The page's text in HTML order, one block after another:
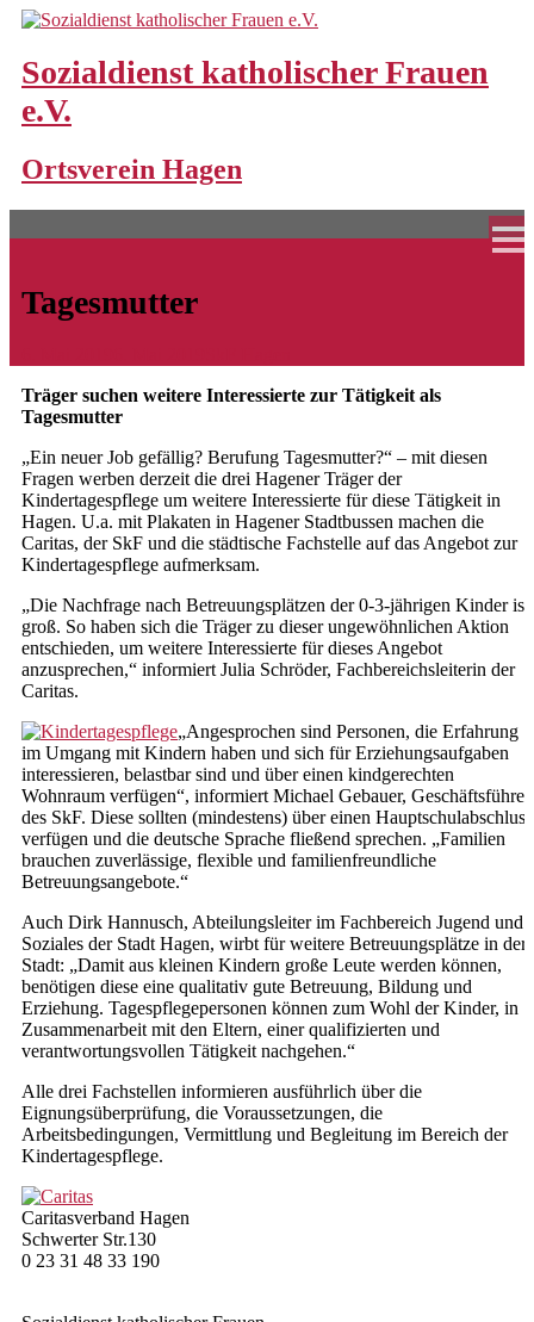
Skip
content
Sozialdienst katholischer Frauen
e.V.
Ortsverein Hagen
Unsere Angebote
Familienpaten
Großtagespflege
Standorte und Schließungszeiten
Hochwasserhilfen
Hochwasserhilfen Impressionen
Familienpate werden
Tagespflegeperson suchen
Rechtliche Betreuungen
Vorsorgevollmachten,
Betreuungsverfügungen,
Patientenverfügungen
Beratung und Begleitung von
Schwangerschaftsberatung
Beratung und Information
Pränataldiagnostik
Vertrauliche Geburt
Prävention
Tagesmutter
Träger suchen weitere Interessierte zur Tätigkeit als
Tagesmutter
„Ein neuer Job gefällig? Berufung Tagesmutter?“ – mit diesen
Fragen werben derzeit die drei Hagener Träger der
Kindertagespflege um weitere Interessierte für diese Tätigkeit in
Hagen. U.a. mit Plakaten in Hagener Stadtbussen machen die
Caritas, der SkF und die städtische Fachstelle auf das Angebot zur
Kindertagespflege aufmerksam.
„Die Nachfrage nach Betreuungsplätzen der 0-3-jährigen Kinder ist
groß. So haben sich die Träger zu dieser ungewöhnlichen Aktion
entschieden, um weitere Interessierte für dieses Angebot
anzusprechen,“ informiert Julia Schröder, Fachbereichsleiterin der
Caritas.
„Angesprochen sind Personen, die Erfahrung
im Umgang mit Kindern haben und sich für Erziehungsaufgaben
interessieren, belastbar sind und über einen kindgerechten
Wohnraum verfügen“, informiert Michael Gebauer, Geschäftsführer
des SkF. Diese sollten (mindestens) über einen Hauptschulabschluss
verfügen und die deutsche Sprache fließend sprechen. „Familien
brauchen zuverlässige, flexible und familienfreundliche
Betreuungsangebote.“
Auch Dirk Hannusch, Abteilungsleiter im Fachbereich Jugend und
Soziales der Stadt Hagen, wirbt für weitere Betreuungsplätze in der
Stadt: „Damit aus kleinen Kindern große Leute werden können,
benötigen diese eine qualitativ gute Betreuung, Bildung und
Erziehung. Tagespflegepersonen können zum Wohl der Kinder, in
Zusammenarbeit mit den Eltern, einer qualifizierten und
verantwortungsvollen Tätigkeit nachgehen.“
Alle drei Fachstellen informieren ausführlich über die
Eignungsüberprüfung, die Voraussetzungen, die
Arbeitsbedingungen, Vermittlung und Begleitung im Bereich der
Kindertagespflege.
Caritasverband Hagen
Schwerter Str.130
0 23 31 48 33 190